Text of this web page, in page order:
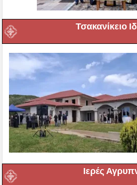
Τσακανίκειο
Ιερές